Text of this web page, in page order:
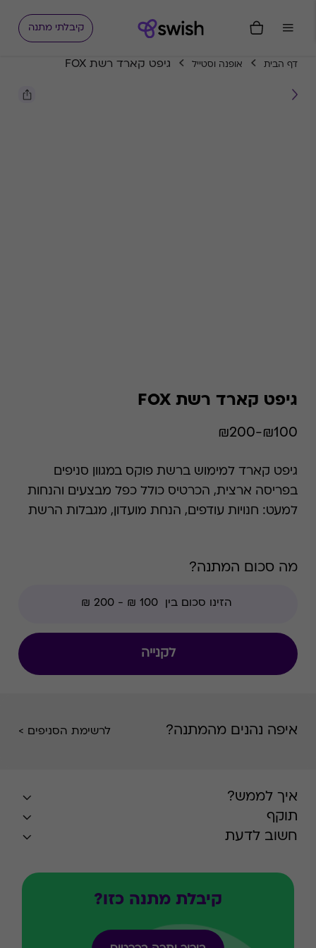
קיבלתי מתנה
דף הבית אופנה וסטייל גיפט קארד רשת FOX
גיפט קארד רשת FOX
₪100-₪200
גיפט קארד למימוש ברשת פוקס במגוון סניפים
בפריסה ארצית, הכרטיס כולל כפל מבצעים והנחות
למעט: חנויות עודפים, הנחת מועדון, מגבלות הרשת
מה סכום המתנה?
לקנייה
איפה נהנים מהמתנה? לרשימת הסניפים >
איך לממש?
תוקף
חשוב לדעת
קיבלת מתנה כזו?